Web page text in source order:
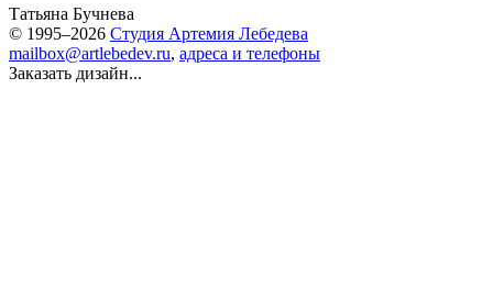
Татьяна Бучнева
© 1995–2026 Студия Артемия Лебедева
mailbox@artlebedev.ru, адреса и телефоны
Заказать дизайн...